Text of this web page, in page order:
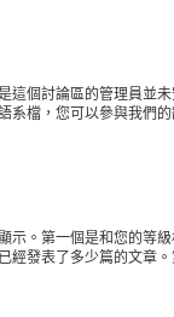
這個討論區的管理員並
系檔，您可以參與我們
示。第一個是和您的等
經發表了多少篇的文章